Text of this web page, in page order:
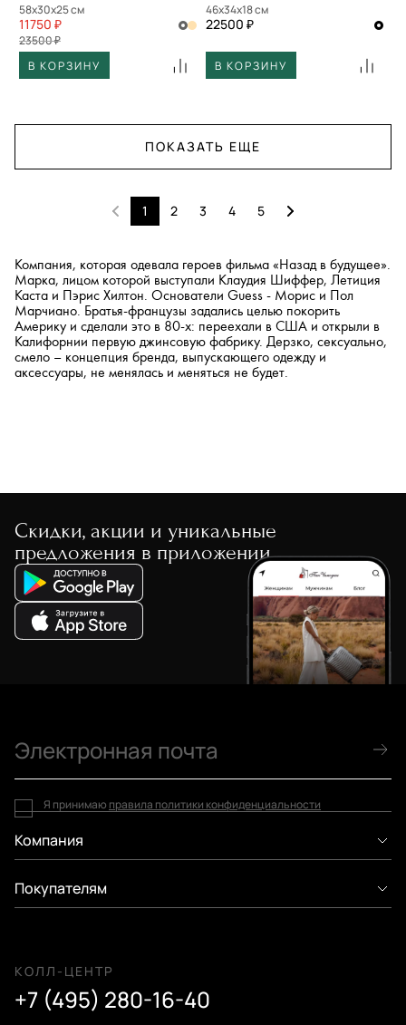
58x30x25 см
11750 ₽
23500 ₽
В КОРЗИНУ
46x34x18 см
22500 ₽
В КОРЗИНУ
ПОКАЗАТЬ ЕЩЕ
1 2 3 4 5
Компания, которая одевала героев фильма «Назад в будущее».
Марка, лицом которой выступали Клаудия Шиффер, Летиция
Каста и Пэрис Хилтон. Основатели Guess - Морис и Пол
Марчиано. Братья-французы задались целью покорить
Америку и сделали это в 80-х: переехали в США и открыли в
Калифорнии первую джинсовую фабрику. Дерзко, сексуально,
смело – концепция бренда, выпускающего одежду и
аксессуары, не менялась и меняться не будет.
Скидки, акции и уникальные
предложения в приложении
Компания
Покупателям
КОЛЛ-ЦЕНТР
+7 (495) 280-16-40
Я принимаю правила политики конфиденциальности